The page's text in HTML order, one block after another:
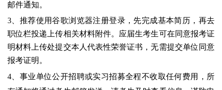
邮件通知。
3、推荐使用谷歌浏览器注册登录，先完成基本简历，再去
职位栏投递上传相关材料附件。应届生考生可在同意报考证
明材料上传处提交本人代表性荣誉证书，无需提交单位同意
报考证明。
4、事业单位公开招聘或实习招募全程不收取任何费用，所